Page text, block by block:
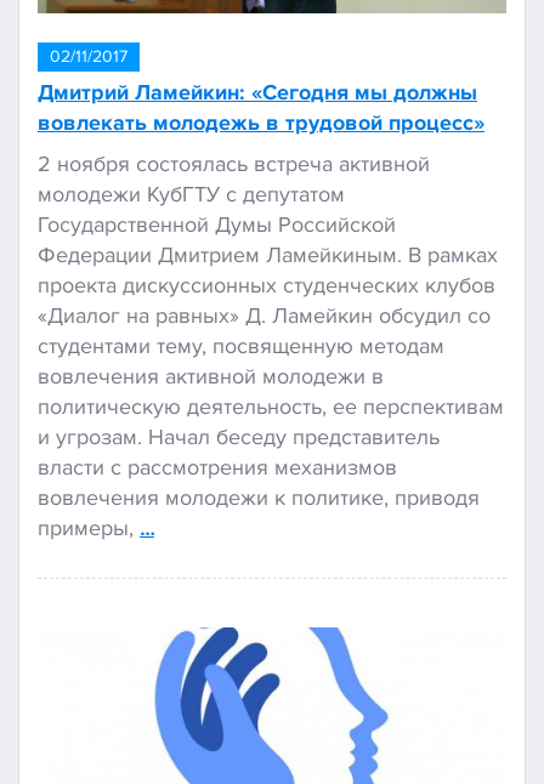
02/11/2017
Дмитрий Ламейкин: «Сегодня мы должны
вовлекать молодежь в трудовой процесс»
2 ноября состоялась встреча активной
молодежи КубГТУ с депутатом
Государственной Думы Российской
Федерации Дмитрием Ламейкиным. В рамках
проекта дискуссионных студенческих клубов
«Диалог на равных» Д. Ламейкин обсудил со
студентами тему, посвященную методам
вовлечения активной молодежи в
политическую деятельность, ее перспективам
и угрозам. Начал беседу представитель
власти с рассмотрения механизмов
вовлечения молодежи к политике, приводя
примеры, …